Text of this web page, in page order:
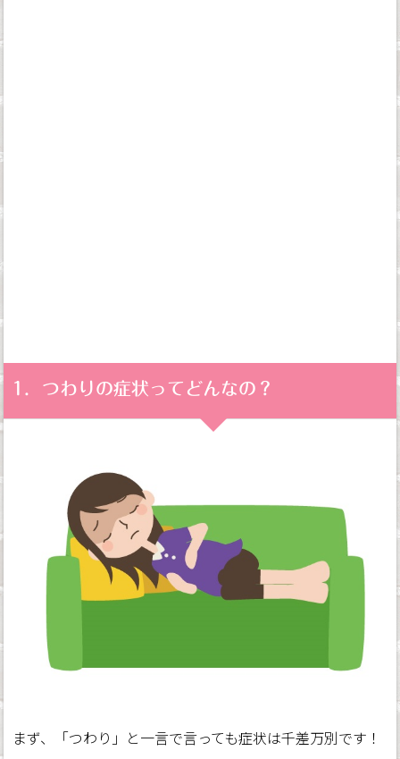
1．つわりの症状ってどんなの？
まず、「つわり」と一言で言っても症状は千差万別です！